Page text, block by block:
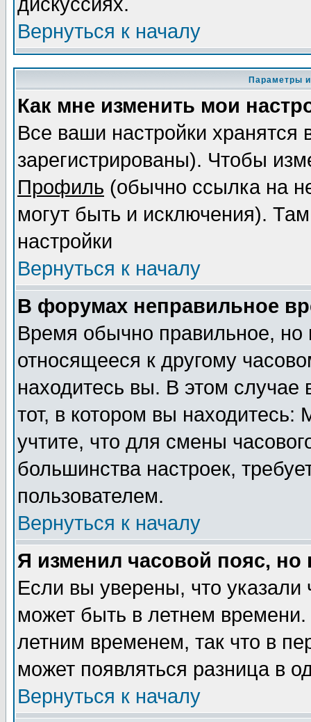
Вернуться к началу
Параметры
Как мне изменить мои
Все ваши настройки
зарегистрированы). Чтобы
Профиль (обычно ссылка на
могут быть и исключения).
настройки
Вернуться к началу
В форумах неправильное
Время обычно правильное,
относящееся к другому
находитесь вы. В этом
тот, в котором вы
учтите, что для смены
большинства настроек,
пользователем.
Вернуться к началу
Я изменил часовой пояс,
Если вы уверены, что указали
может быть в летнем
летним временем, так что в
может появляться разница в
Вернуться к началу